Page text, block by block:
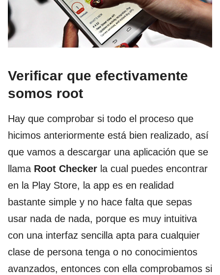
Verificar que efectivamente
somos root
Hay que comprobar si todo el proceso que
hicimos anteriormente está bien realizado, así
que vamos a descargar una aplicación que se
llama Root Checker la cual puedes encontrar
en la Play Store, la app es en realidad
bastante simple y no hace falta que sepas
usar nada de nada, porque es muy intuitiva
con una interfaz sencilla apta para cualquier
clase de persona tenga o no conocimientos
avanzados, entonces con ella comprobamos si